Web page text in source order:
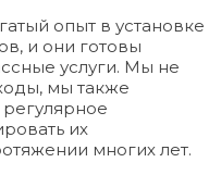
опыт в установке
и они готовы
услуги. Мы не
мы также
их
многих лет.